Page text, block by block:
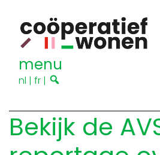
menu
nl | fr |
Bekijk de